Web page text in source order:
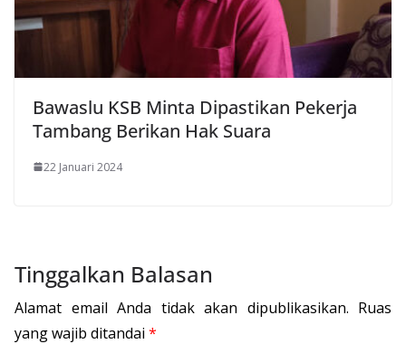
Bawaslu KSB Minta Dipastikan Pekerja
Tambang Berikan Hak Suara
22 Januari 2024
Tinggalkan Balasan
Alamat email Anda tidak akan dipublikasikan. Ruas
yang wajib ditandai *